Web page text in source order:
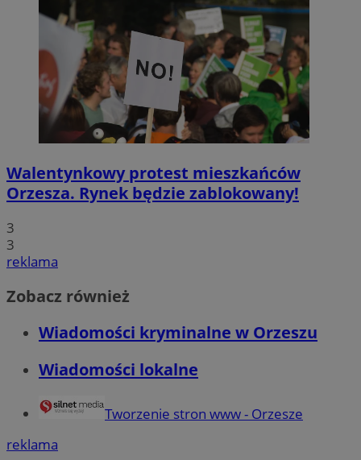
Walentynkowy protest mieszkańców
Orzesza. Rynek będzie zablokowany!
3
3
reklama
Zobacz również
Wiadomości kryminalne w Orzeszu
Wiadomości lokalne
Tworzenie stron www - Orzesze
reklama